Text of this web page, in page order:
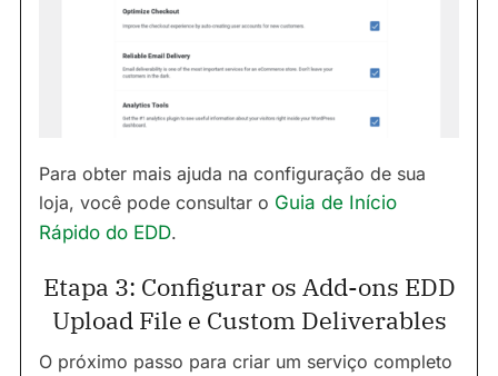
Para obter mais ajuda na configuração de sua
loja, você pode consultar o Guia de Início
Rápido do EDD.
Etapa 3: Configurar os Add-ons EDD
Upload File e Custom Deliverables
O próximo passo para criar um serviço completo